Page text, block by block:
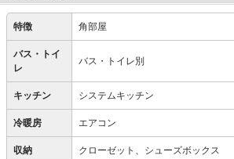
特徴 角部屋
バス・トイ
レ
バス・トイレ別
キッチン システムキッチン
冷暖房 エアコン
収納 クローゼット、シューズボックス